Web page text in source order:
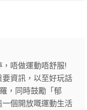
唔做運動唔舒服!
資訊，以至好玩話
，同時鼓勵「郁
一個開放嘅運動生活